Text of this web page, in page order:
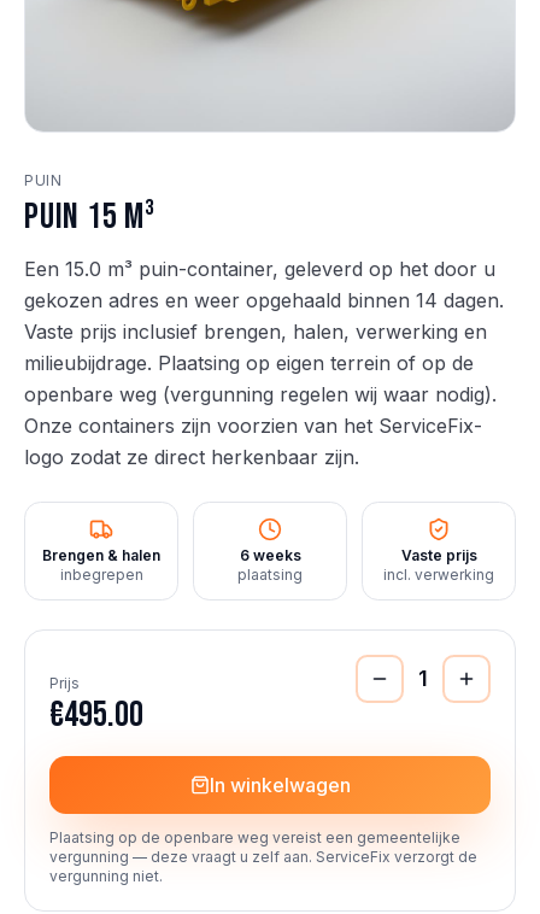
PUIN
Puin 15 m³
Een 15.0 m³ puin-container, geleverd op het door u
gekozen adres en weer opgehaald binnen 14 dagen.
Vaste prijs inclusief brengen, halen, verwerking en
milieubijdrage. Plaatsing op eigen terrein of op de
openbare weg (vergunning regelen wij waar nodig).
Onze containers zijn voorzien van het ServiceFix-
logo zodat ze direct herkenbaar zijn.
Brengen & halen
inbegrepen
6 weeks
plaatsing
Vaste prijs
incl. verwerking
Prijs
€495.00
1
In winkelwagen
Plaatsing op de openbare weg vereist een gemeentelijke
vergunning — deze vraagt u zelf aan. ServiceFix verzorgt de
vergunning niet.